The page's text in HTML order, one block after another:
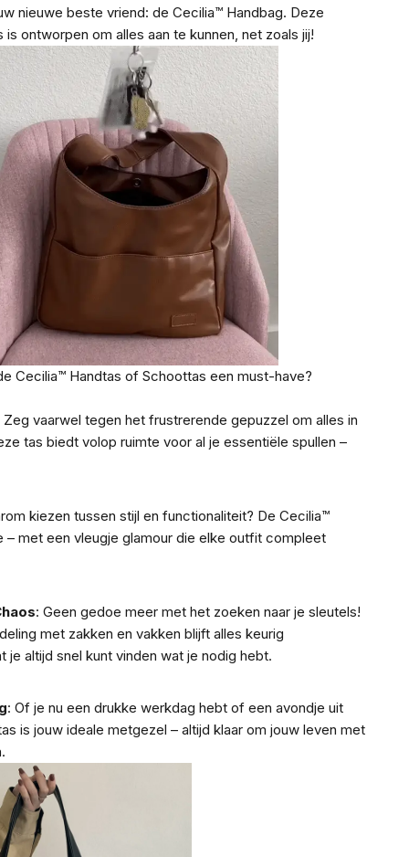
nieuwe beste vriend: de Cecilia™ Handbag. Deze
ontworpen om alles aan te kunnen, net zoals jij!
Cecilia™ Handtas of Schoottas een must-have?
Zeg vaarwel tegen het frustrerende gepuzzel om alles in
tas biedt volop ruimte voor al je essentiële spullen –
kiezen tussen stijl en functionaliteit? De Cecilia™
– met een vleugje glamour die elke outfit compleet
: Geen gedoe meer met het zoeken naar je sleutels!
met zakken en vakken blijft alles keurig
je altijd snel kunt vinden wat je nodig hebt.
: Of je nu een drukke werkdag hebt of een avondje uit
is jouw ideale metgezel – altijd klaar om jouw leven met